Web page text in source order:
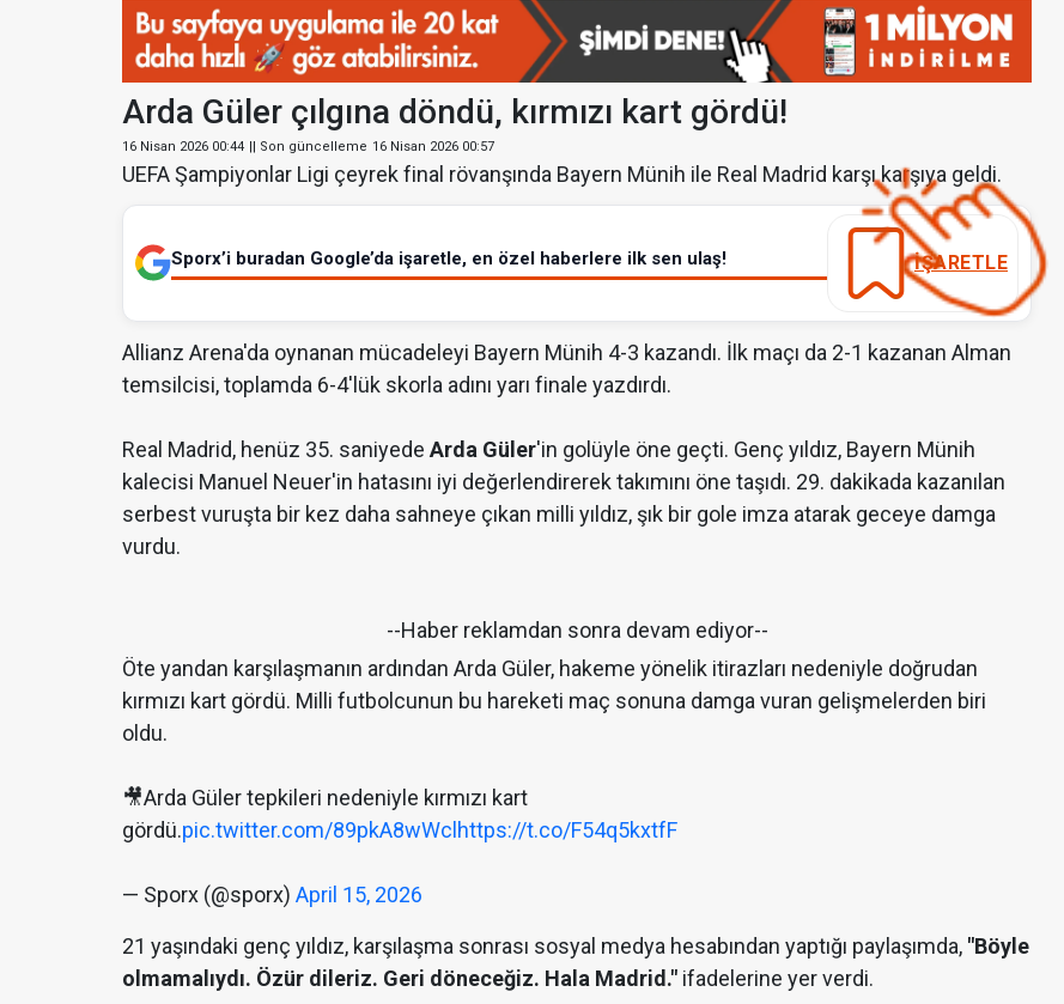
Arda Güler çılgına döndü, kırmızı kart gördü!
16 Nisan 2026 00:44 || Son güncelleme 16 Nisan 2026 00:57
UEFA Şampiyonlar Ligi çeyrek final rövanşında Bayern Münih ile Real Madrid karşı karşıya geldi.
Sporx’i buradan Google’da işaretle, en özel haberlere ilk sen ulaş! İŞARETLE
Allianz Arena'da oynanan mücadeleyi Bayern Münih 4-3 kazandı. İlk maçı da 2-1 kazanan Alman
temsilcisi, toplamda 6-4'lük skorla adını yarı finale yazdırdı.
Real Madrid, henüz 35. saniyede Arda Güler'in golüyle öne geçti. Genç yıldız, Bayern Münih
kalecisi Manuel Neuer'in hatasını iyi değerlendirerek takımını öne taşıdı. 29. dakikada kazanılan
serbest vuruşta bir kez daha sahneye çıkan milli yıldız, şık bir gole imza atarak geceye damga
vurdu.
--Haber reklamdan sonra devam ediyor--
Öte yandan karşılaşmanın ardından Arda Güler, hakeme yönelik itirazları nedeniyle doğrudan
kırmızı kart gördü. Milli futbolcunun bu hareketi maç sonuna damga vuran gelişmelerden biri
oldu.
🎥Arda Güler tepkileri nedeniyle kırmızı kart
gördü.pic.twitter.com/89pkA8wWclhttps://t.co/F54q5kxtfF
— Sporx (@sporx) April 15, 2026
21 yaşındaki genç yıldız, karşılaşma sonrası sosyal medya hesabından yaptığı paylaşımda, "Böyle
olmamalıydı. Özür dileriz. Geri döneceğiz. Hala Madrid." ifadelerine yer verdi.